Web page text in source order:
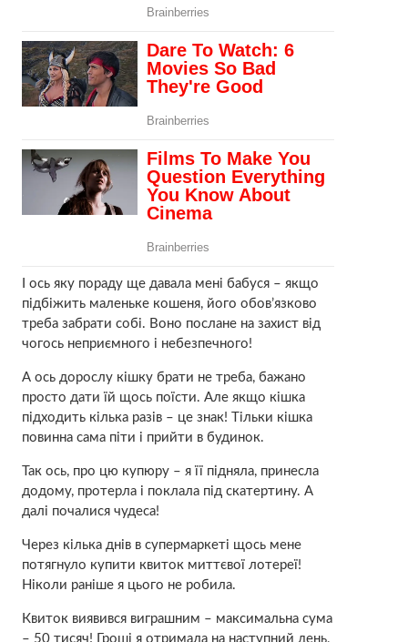
І ось яку пораду ще давала мені бабуся – якщо
підбіжить маленьке кошеня, його обов’язково
треба забрати собі. Воно послане на захист від
чогось неприємного і небезпечного!
А ось дорослу кішку брати не треба, бажано
просто дати їй щось поїсти. Але якщо кішка
підходить кілька разів – це знак! Тільки кішка
повинна сама піти і прийти в будинок.
Так ось, про цю купюру – я її підняла, принесла
додому, протерла і поклала під скатертину. А
далі почалися чудеса!
Через кілька днів в супермаркеті щось мене
потягнуло купити квиток миттєвої лотереї!
Ніколи раніше я цього не робила.
Квиток виявився виграшним – максимальна сума
– 50 тисяч! Гроші я отримала на наступний день,